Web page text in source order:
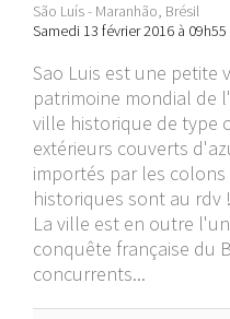
São Luís - Maranhão, Brésil
Samedi 13 février 2016 à 09h55
Sao Luis est une petite
patrimoine mondial de
ville historique de type
extérieurs couverts
importés par les
historiques sont au rdv !
La ville est en outre
conquête française du
concurrents...